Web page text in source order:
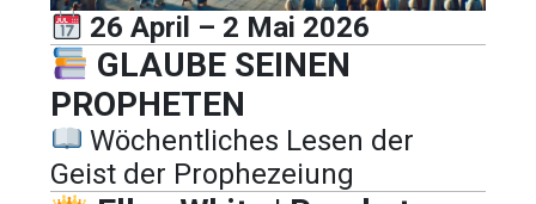
26 April – 2 Mai 2026
GLAUBE SEINEN
PROPHETEN
Wöchentliches Lesen der
Geist der Prophezeiung